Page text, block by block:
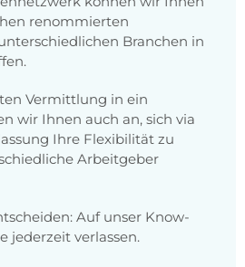
renommierten
Branchen in
Vermittlung in ein
wir Ihnen auch an, sich via
Ihre Flexibilität zu
Arbeitgeber
Auf unser Know-
jederzeit verlassen.